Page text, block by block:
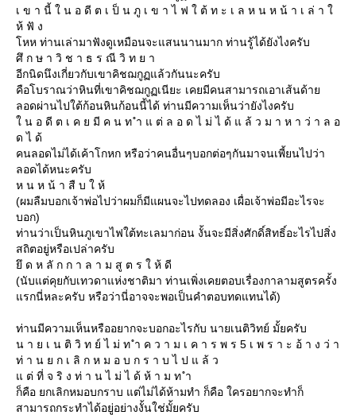
เ ข า นี้ ใ น อ ดี ต เ ป็ น ภู เ ข า ไ ฟ ใ ต้ ท ะ เ ล ห น ห น้ า เ ล่ า
ห้ ฟั ง
หห ท่านเล่ามาฟังดูเหมือนจะแสนนานมาก ท่านรู้ได้ยังไงครับ
ศึ ก ษ า วิ ช า ธ ร ณี วิ ท ย า
อีกนิดนึงเกี่ยวกับเขาคิชฌกูฏแล้วกันนะครับ
คือโบราณว่าหินที่เขาคิชฌกูฏเนียะ เคยมีคนสามารถเอาเส้นด้า
ลอดผ่านไปใต้ก้อนหินก้อนนี้ได้ ท่านมีความเห็นว่ายังไงครับ
น อ ดี ต เ ค ย มี ค น ท ำ แ ต่ ล อ ด ไ ม่ ไ ด้ แ ล้ ว ม า ห า ว่ า ล อ
ด ไ ด้
คนลอดไม่ได้เค้าโกหก หรือว่าคนอื่นๆบอกต่อๆกันมาจนเพี้ยนไปว่า
ลอดได้หนะครับ
ห น ห น้ า สื บ ใ ห้
(ผมลืมบอกเจ้าพ่อไปว่าผมก็มีแผนจะไปทดลอง เผื่อเจ้าพ่อมีอะไรจะ
บอก)
ท่านว่าเป็นหินภูเขาไฟใต้ทะเลมาก่อน งั้นจะมีสิ่งศักดิ์สิทธิ์อะไรไปสิ่ง
สถิตอยู่หรือเปล่าครับ
ึ ด ห ลั ก ก า ล า ม สู ต ร ใ ห้ ดี
(นับแต่คุยกับเทวดาแห่งชาติมา ท่านเพิ่งเคยตอบเรื่องกาลามสูตรครั้ง
รกนี่หละครับ หรือว่านี่อาจจะพอเป็นคำตอบทดแทนได้)
ท่านมีความเห็นหรืออยากจะบอกอะไรกับ นายเนติวิทย์ มั้ยครับ
น า ย เ น ติ วิ ท ย์ ไ ม่ ท ำ ค ว า ม เ ค า ร พ ร 5 เ พ ร า ะ อ้ า ง ว่ า
ท่ า น ย ก เ ลิ ก ห ม อ บ ก ร า บ ไ ป แ ล้ ว
ต่ ที่ จ ริ ง ท่ า น ไ ม่ ไ ด้ ห้ า ม ท ำ
ก็คือ ยกเลิกหมอบกราบ แต่ไม่ได้ห้ามทำ ก็คือ ใครอยากจะทำก็
สามารถกระทำได้อยู่อย่างงั้นใช่มั้ยครับ